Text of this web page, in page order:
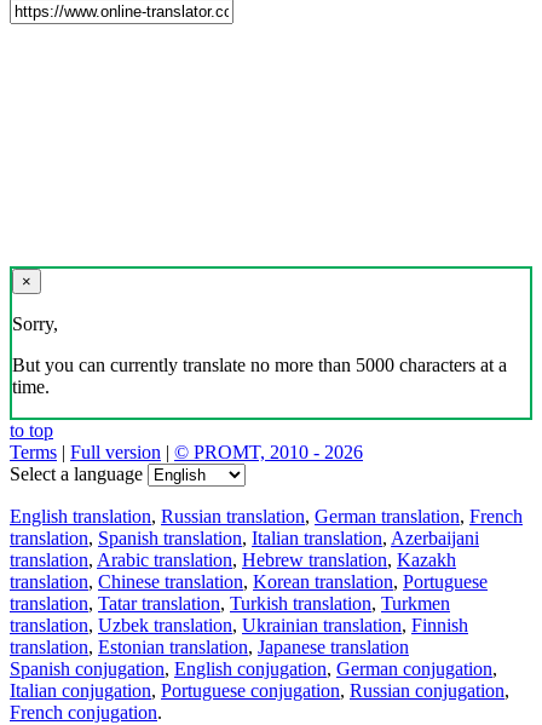
×
Sorry,
But you can currently translate no more than 5000 characters at a
time.
to top
Terms | Full version | © PROMT, 2010 - 2026
Select a language
English translation, Russian translation, German translation, French
translation, Spanish translation, Italian translation, Azerbaijani
translation, Arabic translation, Hebrew translation, Kazakh
translation, Chinese translation, Korean translation, Portuguese
translation, Tatar translation, Turkish translation, Turkmen
translation, Uzbek translation, Ukrainian translation, Finnish
translation, Estonian translation, Japanese translation
Spanish conjugation, English conjugation, German conjugation,
Italian conjugation, Portuguese conjugation, Russian conjugation,
French conjugation.